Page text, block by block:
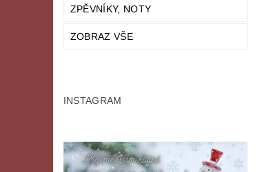
ZPĚVNÍKY, NOTY
ZOBRAZ VŠE
INSTAGRAM